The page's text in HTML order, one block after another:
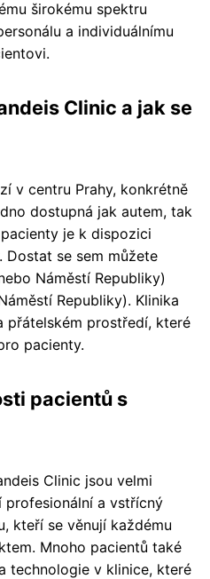
širokému spektru
a individuálnímu
Clinic a jak se
v centru Prahy, konkrétně
dostupná jak autem, tak
je k dispozici
Dostat se sem můžete
Náměstí Republiky)
Republiky). Klinika
přátelském prostředí, které
pacienty.
pacientů s
Clinic jsou velmi
profesionální a vstřícný
kteří se věnují každému
Mnoho pacientů také
technologie v klinice, které